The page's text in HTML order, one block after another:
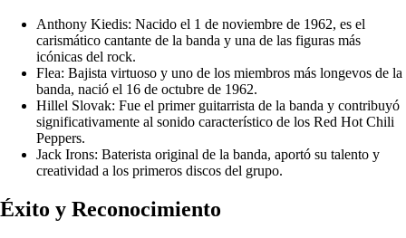
Anthony Kiedis: Nacido el 1 de noviembre de 1962, es el
carismático cantante de la banda y una de las figuras más
icónicas del rock.
Flea: Bajista virtuoso y uno de los miembros más longevos de la
banda, nació el 16 de octubre de 1962.
Hillel Slovak: Fue el primer guitarrista de la banda y contribuyó
significativamente al sonido característico de los Red Hot Chili
Peppers.
Jack Irons: Baterista original de la banda, aportó su talento y
creatividad a los primeros discos del grupo.
Éxito y Reconocimiento